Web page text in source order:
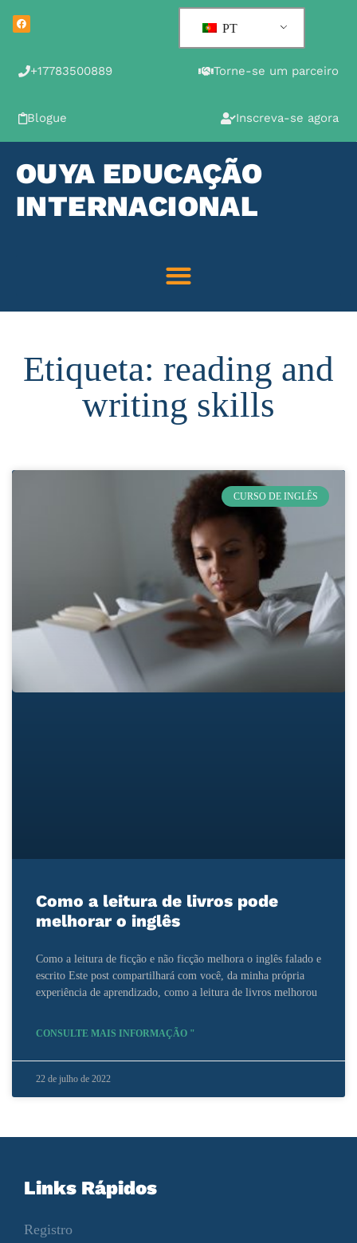
PT
+17783500889 Torne-se um parceiro
Blogue Inscreva-se agora
OUYA EDUCAÇÃO
INTERNACIONAL
Etiqueta: reading and
writing skills
CURSO DE INGLÊS
Como a leitura de livros pode
melhorar o inglês
Como a leitura de ficção e não ficção melhora o inglês falado e
escrito Este post compartilhará com você, da minha própria
experiência de aprendizado, como a leitura de livros melhorou
CONSULTE MAIS INFORMAÇÃO "
22 de julho de 2022
Links Rápidos
Registro